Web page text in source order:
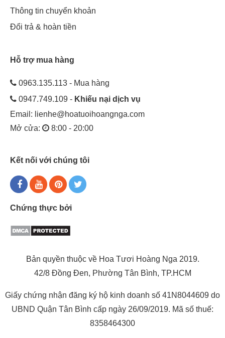
Thông tin chuyển khoản
Đổi trả & hoàn tiền
Hỗ trợ mua hàng
0963.135.113 - Mua hàng
0947.749.109 - Khiếu nại dịch vụ
Email: lienhe@hoatuoihoangnga.com
Mở cửa:
8:00 - 20:00
Kết nối với chúng tôi
Chứng thực bởi
Bản quyền thuộc về Hoa Tươi Hoàng Nga 2019.
42/8 Đồng Đen, Phường Tân Bình, TP.HCM
Giấy chứng nhận đăng ký hộ kinh doanh số 41N8044609 do
UBND Quận Tân Bình cấp ngày 26/09/2019. Mã số thuế:
8358464300